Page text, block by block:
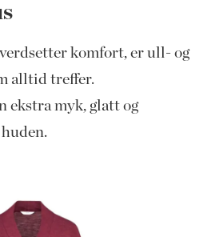
komfort, er ull- og
alltid treffer.
ekstra myk, glatt og